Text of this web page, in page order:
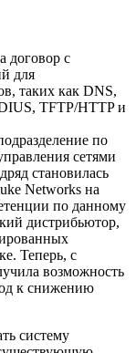
договор с
для
таких как DNS,
TFTP/HTTP и
по
сетями
становилась
Networks на
по данному
дистрибьютор,
Теперь, c
возможность
к снижению
систему